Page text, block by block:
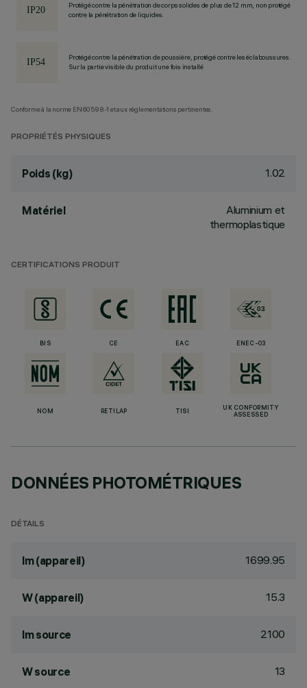
Protégé contre la pénétration de corps solides de plus de 12 mm, non protégé
contre la pénétration de liquides.
Protégé contre la pénétration de poussière, protégé contre les éclaboussures.
Sur la partie visible du produit une fois installé
Conforme à la norme EN60598-1 et aux réglementations pertinentes.
PROPRIÉTÉS PHYSIQUES
Poids (kg) 1.02
Matériel
Aluminium et
thermoplastique
CERTIFICATIONS PRODUIT
BIS CE EAC ENEC-03
NOM RETILAP TISI
UK CONFORMITY
ASSESSED
DONNÉES PHOTOMÉTRIQUES
DÉTAILS
lm (appareil) 1699.95
W (appareil) 15.3
lm source 2100
W source 13